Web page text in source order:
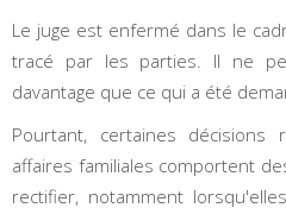
Le juge est enfermé dans le
tracé par les parties. Il ne
davantage que ce qui a été
Pourtant, certaines
affaires familiales comportent
rectifier, notamment